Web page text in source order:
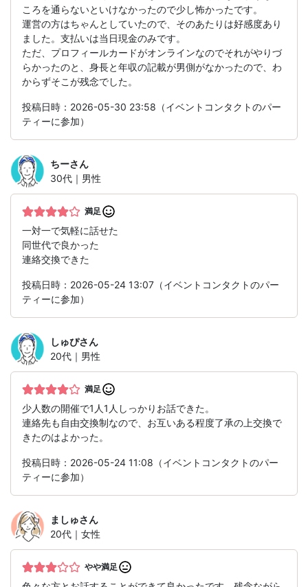
ころを通らないといけなかったので少し怖かったです。
運営の方はちゃんとしていたので、そのあたりは好感度あり
ました。支払いは当日現金のみです。
ただ、プロフィールカードがオンラインなのでそれがやりづ
らかったのと、身長と年収の記載が男側がなかったので、わ
からずそこが残念でした。
投稿日時：2026-05-30 23:58（イベントコンタクトのパー
ティーに参加）
ちーさん
30代｜男性
満足
一対一で気軽に話せた
同世代で良かった
連絡交換できた
投稿日時：2026-05-24 13:07（イベントコンタクトのパー
ティーに参加）
しゅぴさん
20代｜男性
満足
少人数の開催で1人1人しっかりお話できた。
連絡先も自由交換制なので、お互いある程度了承の上交換で
きたのはよかった。
投稿日時：2026-05-24 11:08（イベントコンタクトのパー
ティーに参加）
ましゅさん
20代｜女性
やや満足